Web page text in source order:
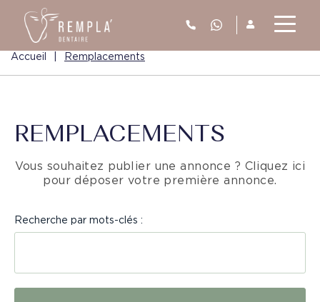
Accueil Remplacements
REMPLACEMENTS
Vous souhaitez publier une annonce ? Cliquez ici
pour déposer votre première annonce.
Recherche par mots-clés :